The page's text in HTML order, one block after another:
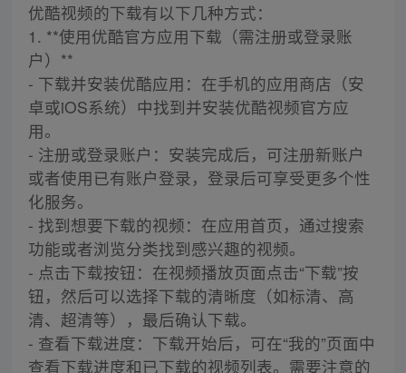
优酷视频的下载有以下几种方式：
1. **使用优酷官方应用下载（需注册或登录账
户）**
- 下载并安装优酷应用：在手机的应用商店（安
卓或iOS系统）中找到并安装优酷视频官方应
用。
- 注册或登录账户：安装完成后，可注册新账户
或者使用已有账户登录，登录后可享受更多个性
化服务。
- 找到想要下载的视频：在应用首页，通过搜索
功能或者浏览分类找到感兴趣的视频。
- 点击下载按钮：在视频播放页面点击“下载”按
钮，然后可以选择下载的清晰度（如标清、高
清、超清等），最后确认下载。
- 查看下载进度：下载开始后，可在“我的”页面中
查看下载进度和已下载的视频列表。需要注意的